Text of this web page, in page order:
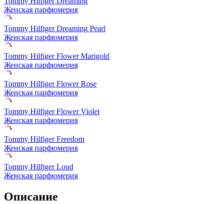
Женская парфюмерия
Tommy Hilfiger Dreaming Pearl
Женская парфюмерия
Tommy Hilfiger Flower Marigold
Женская парфюмерия
Tommy Hilfiger Flower Rose
Женская парфюмерия
Tommy Hilfiger Flower Violet
Женская парфюмерия
Tommy Hilfiger Freedom
Женская парфюмерия
Tommy Hilfiger Loud
Женская парфюмерия
Описание